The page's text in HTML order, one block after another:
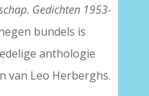
Gedichten 1953-
bundels is
anthologie
van Leo Herberghs.